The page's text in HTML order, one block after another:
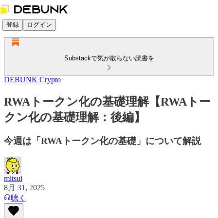
登録 ログイン
Substackで気が散らない読書を
DEBUNK Crypto
RWAトークン化の基礎理解【RWAトー
クン化の基礎理解：後編】
今週は「RWAトークン化の基礎」について解説
mitsui
8月 31, 2025
聴く